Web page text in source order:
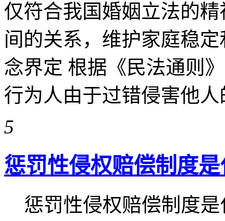
仅符合我国婚姻立法的
间的关系，维护家庭稳
念界定 根据《民法通则
行为人由于过错侵害他
5
惩罚性侵权赔偿制度
惩罚性侵权赔偿制度是